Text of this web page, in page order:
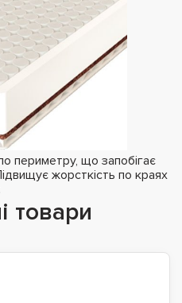
периметру, що запобігає
жорсткість по краях
товари